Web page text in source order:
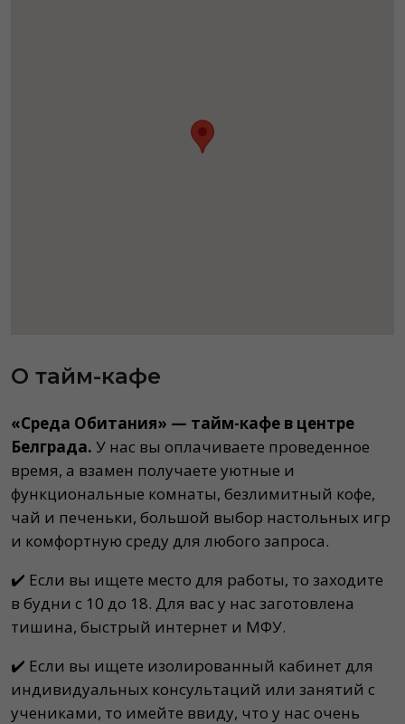
О тайм-кафе
«Среда Обитания» — тайм-кафе в центре
Белграда. У нас вы оплачиваете проведенное
время, а взамен получаете уютные и
функциональные комнаты, безлимитный кофе,
чай и печеньки, большой выбор настольных игр
и комфортную среду для любого запроса.
✔️ Если вы ищете место для работы, то заходите
в будни с 10 до 18. Для вас у нас заготовлена
тишина, быстрый интернет и МФУ.
✔️ Если вы ищете изолированный кабинет для
индивидуальных консультаций или занятий с
учениками, то имейте ввиду, что у нас очень